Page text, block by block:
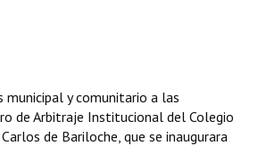
municipal y comunitario a las
de Arbitraje Institucional del Colegio
de Bariloche, que se inaugurara